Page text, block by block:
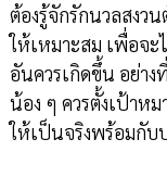
ต้องรู้จักรักนวลสงว
ให้เหมาะสม เพื่อจ
อันควรเกิดขึ้น อย่าง
น้อง ๆ ควรตั้งเป้าห
ให้เป็นจริงพร้อมกับ